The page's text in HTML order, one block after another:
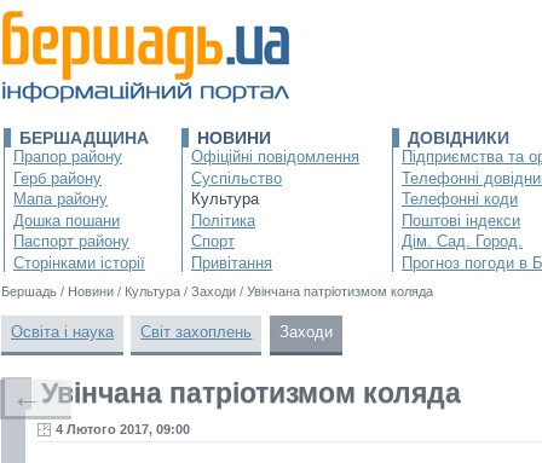
БЕРШАДЩИНА
Прапор району
Герб району
Мапа району
Дошка пошани
Паспорт району
Сторінками історії
НОВИНИ
Офіційні повідомлення
Суспільство
Культура
Політика
Спорт
Привітання
ДОВІДНИКИ
Підприємства та
Телефонні
Телефонні коди
Поштові індекси
Дім. Сад. Город.
Прогноз погоди в
Бершадь / Новини / Культура / Заходи / Увінчана патріотизмом коляда
Освіта і наука Світ захоплень Заходи
Увінчана патріотизмом коляда
4 Лютого 2017, 09:00
←